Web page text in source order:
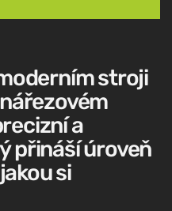
stroji
a
přináší úroveň
si